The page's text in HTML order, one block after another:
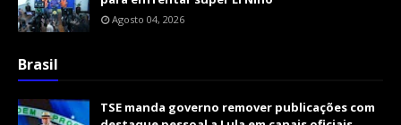
Agosto 04, 2026
Brasil
TSE manda governo remover publicações com